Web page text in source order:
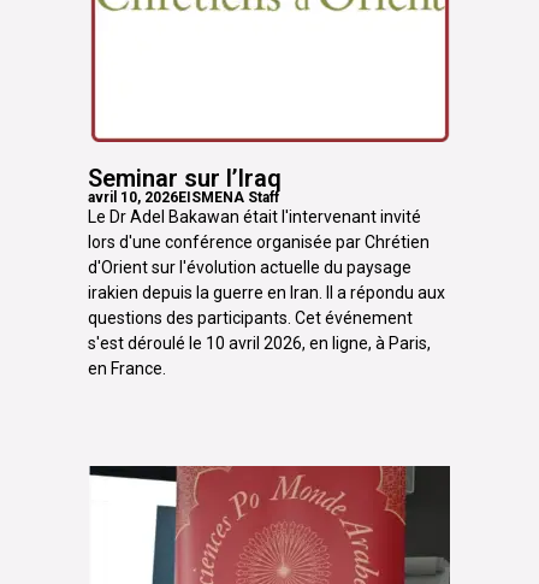
Seminar sur l’Iraq
avril 10, 2026EISMENA Staff
Le Dr Adel Bakawan était l'intervenant invité
lors d'une conférence organisée par Chrétien
d'Orient sur l'évolution actuelle du paysage
irakien depuis la guerre en Iran. Il a répondu aux
questions des participants. Cet événement
s'est déroulé le 10 avril 2026, en ligne, à Paris,
en France.